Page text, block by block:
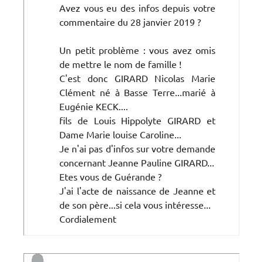
Avez vous eu des infos depuis votre
commentaire du 28 janvier 2019 ?
Un petit problème : vous avez omis
de mettre le nom de famille !
C'est donc GIRARD Nicolas Marie
Clément né à Basse Terre...marié à
Eugénie KECK....
fils de Louis Hippolyte GIRARD et
Dame Marie louise Caroline...
Je n'ai pas d'infos sur votre demande
concernant Jeanne Pauline GIRARD...
Etes vous de Guérande ?
J'ai l'acte de naissance de Jeanne et
de son père...si cela vous intéresse...
Cordialement